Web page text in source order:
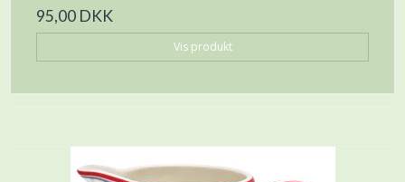
95,00 DKK
Vis produkt